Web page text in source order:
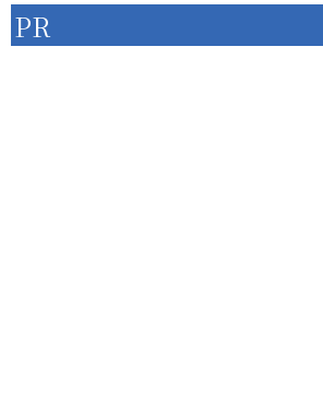
PR